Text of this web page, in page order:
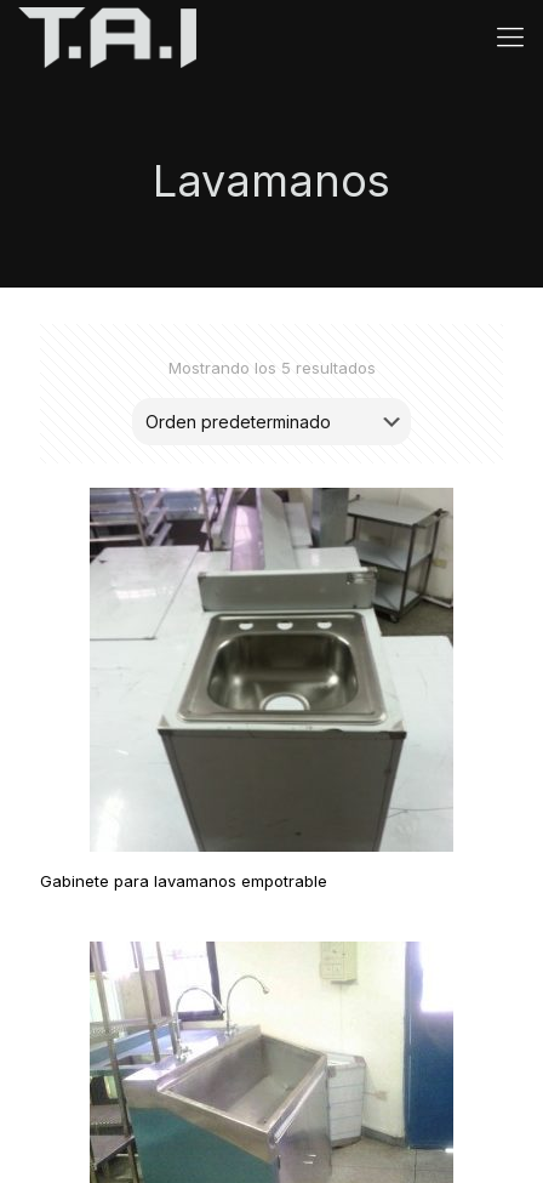
Lavamanos
Mostrando los 5 resultados
Gabinete para lavamanos empotrable